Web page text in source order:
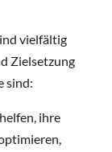
vielfältig
Zielsetzung
sind:
ihre